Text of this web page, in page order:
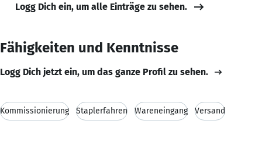
Logg Dich ein, um alle Einträge zu sehen.
Fähigkeiten und Kenntnisse
Logg Dich jetzt ein, um das ganze Profil zu sehen.
Kommissionierung Staplerfahren Wareneingang Versand